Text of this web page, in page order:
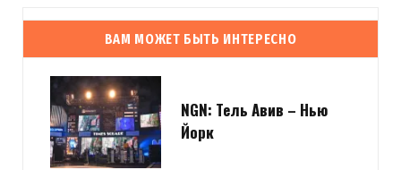
ВАМ МОЖЕТ БЫТЬ ИНТЕРЕСНО
NGN: Тель Авив – Нью
Йорк